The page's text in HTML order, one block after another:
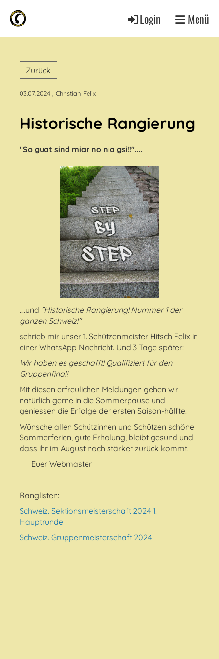
Login Menü
Zurück
03.07.2024 , Christian Felix
Historische Rangierung
"So guat sind miar no nia gsi!!"....
....und "Historische Rangierung! Nummer 1 der
ganzen Schweiz!"
schrieb mir unser 1. Schützenmeister Hitsch Felix in
einer WhatsApp Nachricht. Und 3 Tage später:
Wir haben es geschafft! Qualifiziert für den
Gruppenfinal!
Mit diesen erfreulichen Meldungen gehen wir
natürlich gerne in die Sommerpause und
geniessen die Erfolge der ersten Saison-hälfte.
Wünsche allen Schützinnen und Schützen schöne
Sommerferien, gute Erholung, bleibt gesund und
dass ihr im August noch stärker zurück kommt.
Euer Webmaster
Ranglisten:
Schweiz. Sektionsmeisterschaft 2024 1.
Hauptrunde
Schweiz. Gruppenmeisterschaft 2024